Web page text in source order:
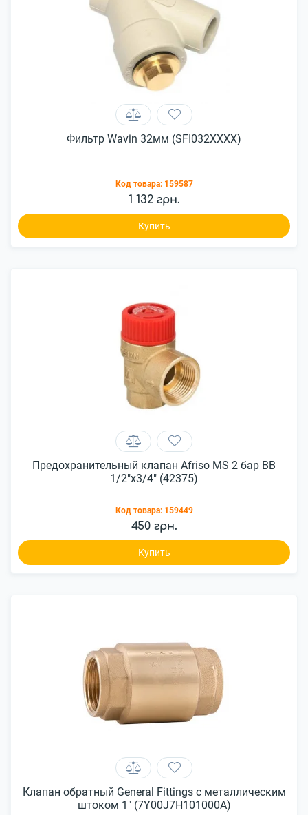
Фильтр Wavin 32мм (SFI032XXXX)
Код товара: 159587
1 132 грн.
Купить
Предохранительный клапан Afriso MS 2 бар ВВ
1/2"x3/4" (42375)
Код товара: 159449
450 грн.
Купить
Клапан обратный General Fittings с металлическим
штоком 1" (7Y00J7H101000A)